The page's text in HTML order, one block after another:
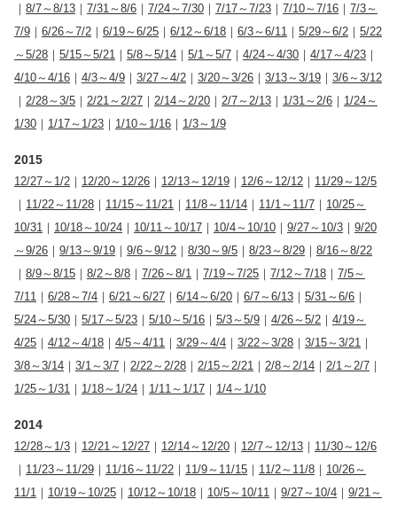
｜ 8/7～8/13 ｜ 7/31～8/6 ｜ 7/24～7/30 ｜ 7/17～7/23 ｜ 7/10～7/16 ｜ 7/3～
7/9 ｜ 6/26～7/2 ｜ 6/19～6/25 ｜ 6/12～6/18 ｜ 6/3～6/11 ｜ 5/29～6/2 ｜ 5/22
～5/28 ｜ 5/15～5/21 ｜ 5/8～5/14 ｜ 5/1～5/7 ｜ 4/24～4/30 ｜ 4/17～4/23 ｜
4/10～4/16 ｜ 4/3～4/9 ｜ 3/27～4/2 ｜ 3/20～3/26 ｜ 3/13～3/19 ｜ 3/6～3/12
｜ 2/28～3/5 ｜ 2/21～2/27 ｜ 2/14～2/20 ｜ 2/7～2/13 ｜ 1/31～2/6 ｜ 1/24～
1/30 ｜ 1/17～1/23 ｜ 1/10～1/16 ｜ 1/3～1/9
2015
12/27～1/2 ｜ 12/20～12/26 ｜ 12/13～12/19 ｜ 12/6～12/12 ｜ 11/29～12/5
｜ 11/22～11/28 ｜ 11/15～11/21 ｜ 11/8～11/14 ｜ 11/1～11/7 ｜ 10/25～
10/31 ｜ 10/18～10/24 ｜ 10/11～10/17 ｜ 10/4～10/10 ｜ 9/27～10/3 ｜ 9/20
～9/26 ｜ 9/13～9/19 ｜ 9/6～9/12 ｜ 8/30～9/5 ｜ 8/23～8/29 ｜ 8/16～8/22
｜ 8/9～8/15 ｜ 8/2～8/8 ｜ 7/26～8/1 ｜ 7/19～7/25 ｜ 7/12～7/18 ｜ 7/5～
7/11 ｜ 6/28～7/4 ｜ 6/21～6/27 ｜ 6/14～6/20 ｜ 6/7～6/13 ｜ 5/31～6/6 ｜
5/24～5/30 ｜ 5/17～5/23 ｜ 5/10～5/16 ｜ 5/3～5/9 ｜ 4/26～5/2 ｜ 4/19～
4/25 ｜ 4/12～4/18 ｜ 4/5～4/11 ｜ 3/29～4/4 ｜ 3/22～3/28 ｜ 3/15～3/21 ｜
3/8～3/14 ｜ 3/1～3/7 ｜ 2/22～2/28 ｜ 2/15～2/21 ｜ 2/8～2/14 ｜ 2/1～2/7 ｜
1/25～1/31 ｜ 1/18～1/24 ｜ 1/11～1/17 ｜ 1/4～1/10
2014
12/28～1/3 ｜ 12/21～12/27 ｜ 12/14～12/20 ｜ 12/7～12/13 ｜ 11/30～12/6
｜ 11/23～11/29 ｜ 11/16～11/22 ｜ 11/9～11/15 ｜ 11/2～11/8 ｜ 10/26～
11/1 ｜ 10/19～10/25 ｜ 10/12～10/18 ｜ 10/5～10/11 ｜ 9/27～10/4 ｜ 9/21～